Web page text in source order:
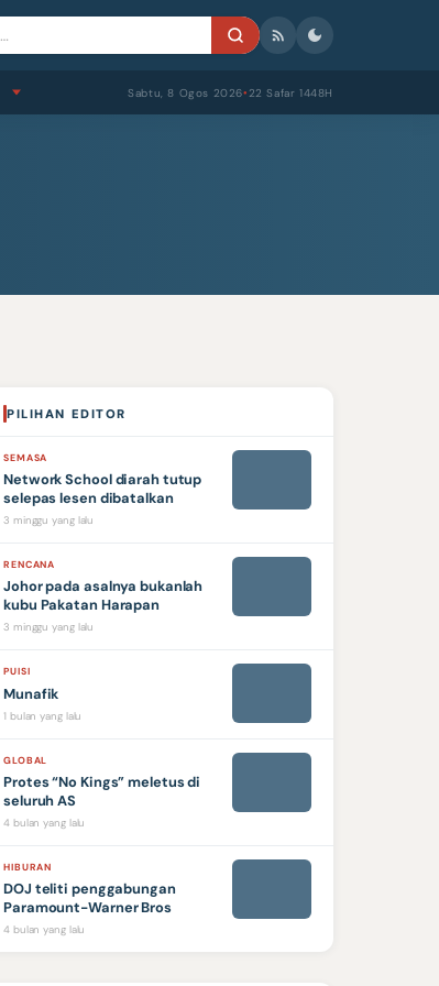
Sabtu, 8 Ogos 2026● 22 Safar 1448H
PILIHAN EDITOR
SEMASA
Network School diarah tutup
selepas lesen dibatalkan
3 minggu yang lalu
RENCANA
Johor pada asalnya bukanlah
kubu Pakatan Harapan
3 minggu yang lalu
PUISI
Munafik
1 bulan yang lalu
GLOBAL
Protes “No Kings” meletus di
seluruh AS
4 bulan yang lalu
HIBURAN
DOJ teliti penggabungan
Paramount-Warner Bros
4 bulan yang lalu